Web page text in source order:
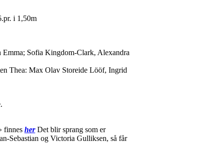
i 1,50m
Emma; Sofia Kingdom-Clark, Alexandra
Thea: Max Olav Storeide Lööf, Ingrid
finnes herDet blir sprang som er
Sebastian og Victoria Gulliksen, så får